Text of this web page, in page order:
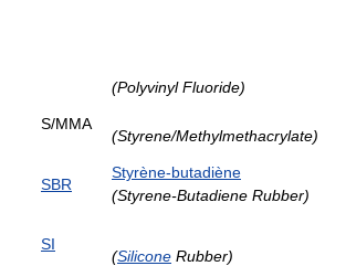
(Polyvinyl Fluoride)
S/MMA
(Styrene/Methylmethacrylate)
SBR
Styrène-butadiène
(Styrene-Butadiene Rubber)
SI
(Silicone Rubber)